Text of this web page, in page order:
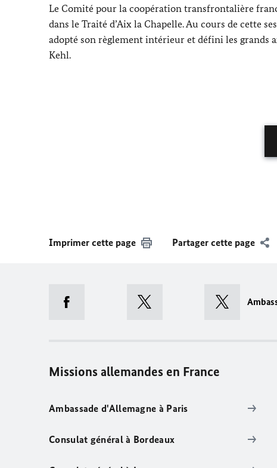
Le Comité pour la coopération transfrontalière
dans le Traité d’Aix la Chapelle. Au cours de cette
adopté son règlement intérieur et défini les grands
Kehl.
Imprimer cette page Partager cette page
Missions allemandes en France
Ambassade d'Allemagne à Paris
Consulat général à Bordeaux